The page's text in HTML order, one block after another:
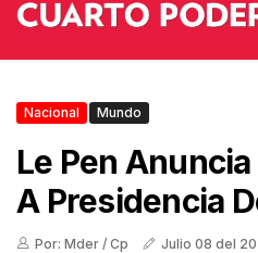
Nacional Mundo
Le Pen
A Presidencia
Por: Mder / Cp Julio 08 del